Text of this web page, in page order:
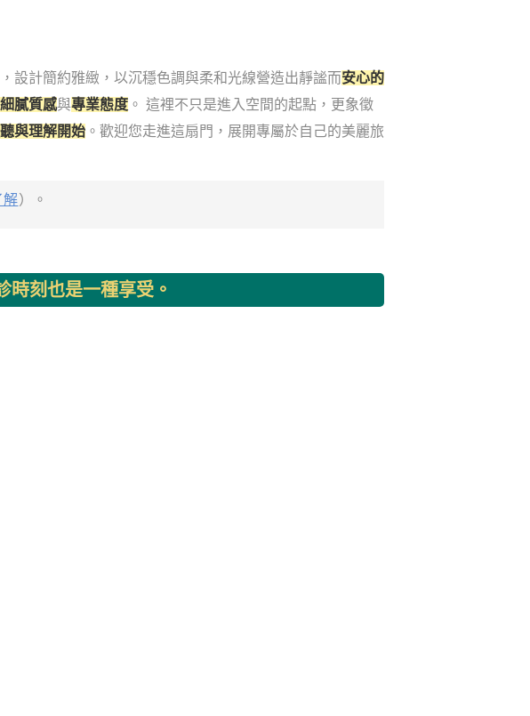
設計簡約雅緻，以沉穩色調與柔和光線營造出靜謐而安心的
細膩質感與專業態度 。 這裡不只是進入空間的起點，更象徵
與理解開始 。歡迎您走進這扇門，展開專屬於自己的美麗旅
解）。
時刻也是一種享受。